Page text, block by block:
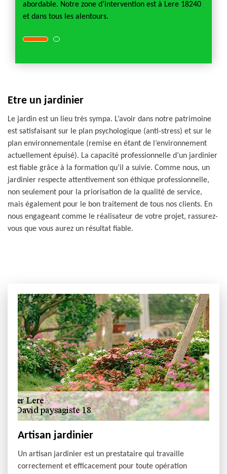
abordable. Notre zone d’intervention est à Lere 18240
et dans tous les alentours.
Etre un jardinier
Le jardin est un lieu très sympa. L’avoir dans notre patrimoine
est satisfaisant sur le plan psychologique (anti-stress) et sur le
plan environnementale (remise en étant de l’environnement
actuellement épuisé). La capacité professionnelle d’un jardinier
est fiable grâce à la formation qu’il a suivie. Comme nous, un
jardinier respecte attentivement son éthique professionnelle,
non seulement pour la priorisation de la qualité de service,
mais également pour le bon traitement de tous nos clients. En
nous engageant comme le réalisateur de votre projet, rassurez-
vous que vous aurez un résultat fiable.
Artisan jardinier
Un artisan jardinier est un prestataire qui travaille
correctement et efficacement pour toute opération